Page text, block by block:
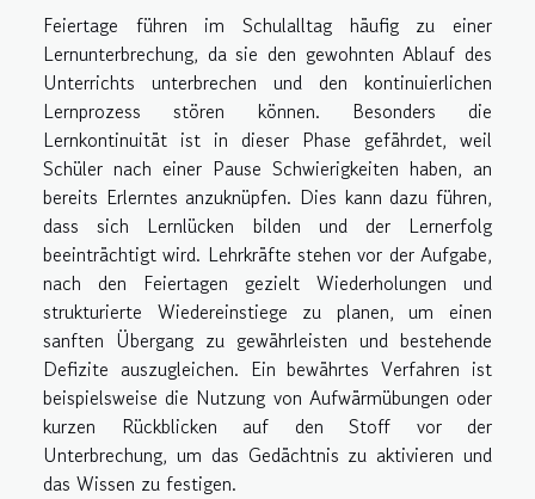
Feiertage führen im Schulalltag häufig zu einer
Lernunterbrechung, da sie den gewohnten Ablauf des
Unterrichts unterbrechen und den kontinuierlichen
Lernprozess stören können. Besonders die
Lernkontinuität ist in dieser Phase gefährdet, weil
Schüler nach einer Pause Schwierigkeiten haben, an
bereits Erlerntes anzuknüpfen. Dies kann dazu führen,
dass sich Lernlücken bilden und der Lernerfolg
beeinträchtigt wird. Lehrkräfte stehen vor der Aufgabe,
nach den Feiertagen gezielt Wiederholungen und
strukturierte Wiedereinstiege zu planen, um einen
sanften Übergang zu gewährleisten und bestehende
Defizite auszugleichen. Ein bewährtes Verfahren ist
beispielsweise die Nutzung von Aufwärmübungen oder
kurzen Rückblicken auf den Stoff vor der
Unterbrechung, um das Gedächtnis zu aktivieren und
das Wissen zu festigen.